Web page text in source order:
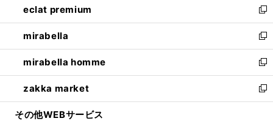
く
で
開
く
ド
ウ
で
開
く
ィ
ン
ド
ウ
で
開
く
い
ウ
ィ
ン
ド
ウ
で
開
eclat premium
新
し
い
ウ
ィ
ン
ド
ウ
mirabella
新
し
い
ウ
ィ
ン
mirabella homme
新
し
い
ウ
zakka market
新
し
その他WEBサービス